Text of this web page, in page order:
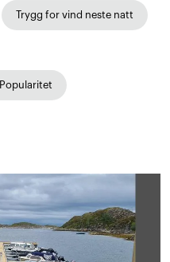
Trygg for vind neste natt
Popularitet